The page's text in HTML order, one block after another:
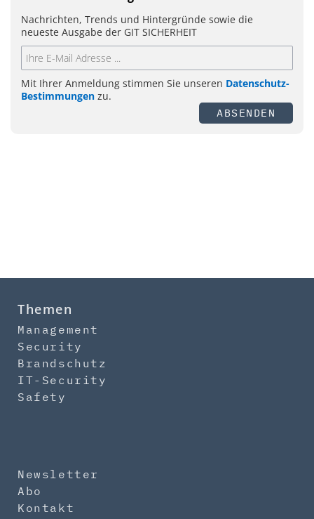
Nachrichten, Trends und Hintergründe sowie die
neueste Ausgabe der GIT SICHERHEIT
Mit Ihrer Anmeldung stimmen Sie unseren Datenschutz-
Bestimmungen zu.
ABSENDEN
Themen
Management
Security
Brandschutz
IT-Security
Safety
Newsletter
Abo
Kontakt